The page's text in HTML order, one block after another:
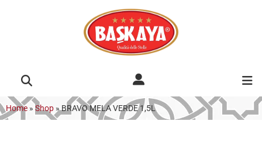
Home » Shop »BRAVO MELA VERDE 1,5L